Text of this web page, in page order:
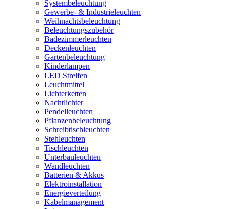
Systembeleuchtung
Gewerbe- & Industrieleuchten
Weihnachtsbeleuchtung
Beleuchtungszubehör
Badezimmerleuchten
Deckenleuchten
Gartenbeleuchtung
Kinderlampen
LED Streifen
Leuchtmittel
Lichterketten
Nachtlichter
Pendelleuchten
Pflanzenbeleuchtung
Schreibtischleuchten
Stehleuchten
Tischleuchten
Unterbauleuchten
Wandleuchten
Batterien & Akkus
Elektroinstallation
Energieverteilung
Kabelmanagement